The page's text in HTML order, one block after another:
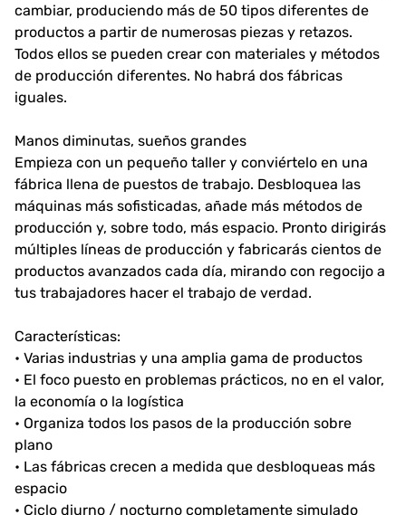
cambiar, produciendo más de 50 tipos diferentes de
productos a partir de numerosas piezas y retazos.
Todos ellos se pueden crear con materiales y métodos
de producción diferentes. No habrá dos fábricas
iguales.
Manos diminutas, sueños grandes
Empieza con un pequeño taller y conviértelo en una
fábrica llena de puestos de trabajo. Desbloquea las
máquinas más sofisticadas, añade más métodos de
producción y, sobre todo, más espacio. Pronto dirigirás
múltiples líneas de producción y fabricarás cientos de
productos avanzados cada día, mirando con regocijo a
tus trabajadores hacer el trabajo de verdad.
Características:
• Varias industrias y una amplia gama de productos
• El foco puesto en problemas prácticos, no en el valor,
la economía o la logística
• Organiza todos los pasos de la producción sobre
plano
• Las fábricas crecen a medida que desbloqueas más
espacio
• Ciclo diurno / nocturno completamente simulado